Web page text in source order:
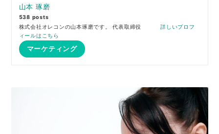
山本 琢磨
538 posts
株式会社オレコンの山本琢磨です。 代表取締役 詳しいプロフ
ィールはこちら
マーケティング